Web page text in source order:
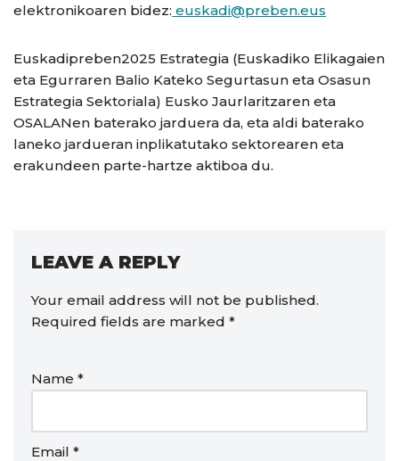
elektronikoaren bidez: euskadi@preben.eus
Euskadipreben2025 Estrategia (Euskadiko Elikagaien
eta Egurraren Balio Kateko Segurtasun eta Osasun
Estrategia Sektoriala) Eusko Jaurlaritzaren eta
OSALANen baterako jarduera da, eta aldi baterako
laneko jardueran inplikatutako sektorearen eta
erakundeen parte-hartze aktiboa du.
LEAVE A REPLY
Your email address will not be published.
Required fields are marked *
Name *
Email *